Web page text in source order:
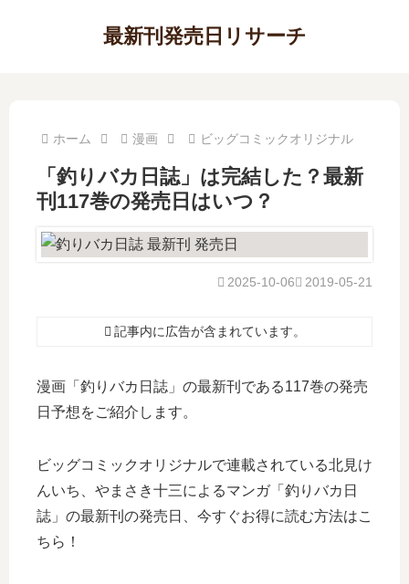
最新刊発売日リサーチ
ホーム 漫画 ビッグコミックオリジナル
「釣りバカ日誌」は完結した？最新
刊117巻の発売日はいつ？
2019-05-21
2025-10-06
記事内に広告が含まれています。
漫画「釣りバカ日誌」の最新刊である117巻の発売
日予想をご紹介します。
ビッグコミックオリジナルで連載されている北見け
んいち、やまさき十三によるマンガ「釣りバカ日
誌」の最新刊の発売日、今すぐお得に読む方法はこ
ちら！